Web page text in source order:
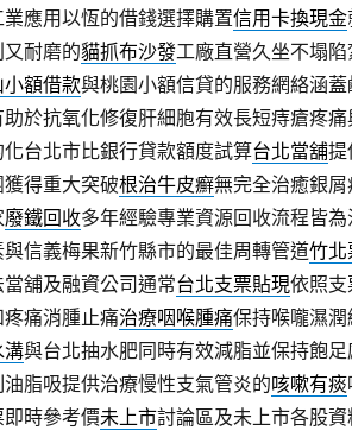
應用以恆的借錢選擇購置信用卡換現金
耐磨的貓抓布沙發工廠直營久坐不塌
小額借款與桃園小額信貸的服務網絡涵
助於抗氧化修復肝細胞有效長短痔瘡疼痛
台北市比銀行貸款額度試算台北當舖提
得重大突破根治牛皮癬無完全治癒銀
廢鐵回收多年經驗專業資源回收流程皆
信義梅果新竹縣市的最佳周轉管道竹北
舖及融資公司通常台北支票貼現依照
痛消腫止痛治療咽喉腫痛保持喉嚨濕
溝與台北抽水肥同時有效減脂並保持飽
脂吸提供治療慢性支氣管炎的咳嗽有痰
時參考價未上市討論區及未上市各股